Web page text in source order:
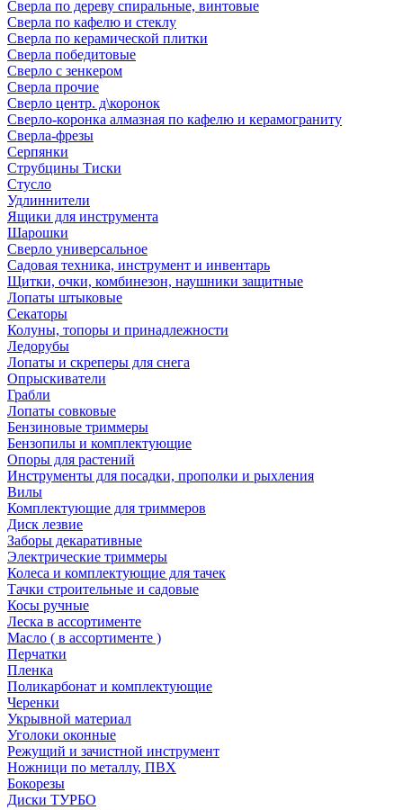
Сверла по дереву спиральные, винтовые
Сверла по кафелю и стеклу
Сверла по керамической плитки
Сверла победитовые
Сверло с зенкером
Сверла прочие
Сверло центр. д\коронок
Сверло-коронка алмазная по кафелю и керамограниту
Сверла-фрезы
Серпянки
Струбцины Тиски
Стусло
Удлиннители
Ящики для инструмента
Шарошки
Сверло универсальное
Садовая техника, инструмент и инвентарь
Щитки, очки, комбинезон, наушники защитные
Лопаты штыковые
Секаторы
Колуны, топоры и принадлежности
Ледорубы
Лопаты и скреперы для снега
Опрыскиватели
Грабли
Лопаты совковые
Бензиновые триммеры
Бензопилы и комплектующие
Опоры для растений
Инструменты для посадки, прополки и рыхления
Вилы
Комплектующие для триммеров
Диск лезвие
Заборы декаративные
Электрические триммеры
Колеса и комплектующие для тачек
Тачки строительные и садовые
Косы ручные
Леска в ассортименте
Масло ( в ассортименте )
Перчатки
Пленка
Поликарбонат и комплектующие
Черенки
Укрывной материал
Уголоки оконные
Режущий и зачистной инструмент
Ножници по металлу, ПВХ
Бокорезы
Диски ТУРБО